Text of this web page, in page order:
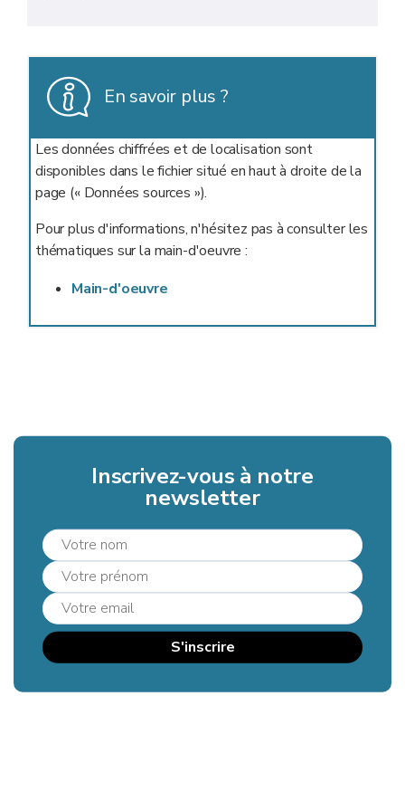
En savoir plus ?
Les données chiffrées et de localisation sont
disponibles dans le fichier situé en haut à droite de la
page (« Données sources »).
Pour plus d'informations, n'hésitez pas à consulter les
thématiques sur la main-d'oeuvre :
Main-d'oeuvre
Inscrivez-vous à notre
newsletter